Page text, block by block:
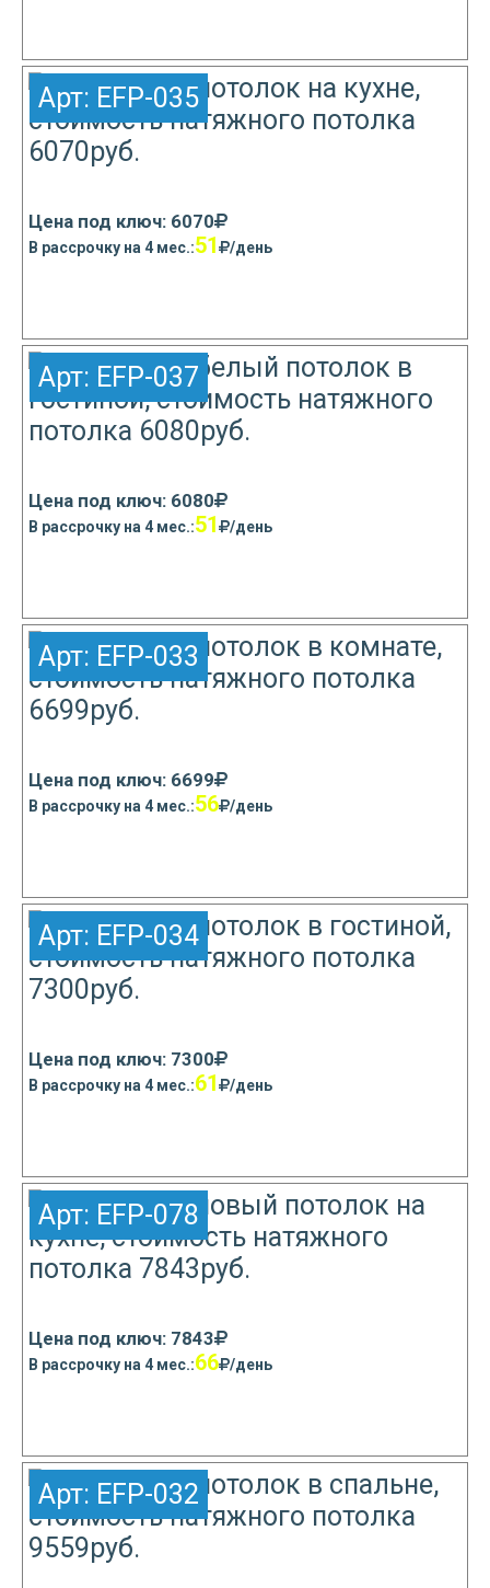
Арт: EFP-035
Цена под ключ: 6070
В рассрочку на 4 мес.:51 /день
Арт: EFP-037
Цена под ключ: 6080
В рассрочку на 4 мес.:51 /день
Арт: EFP-033
Цена под ключ: 6699
В рассрочку на 4 мес.:56 /день
Арт: EFP-034
Цена под ключ: 7300
В рассрочку на 4 мес.:61 /день
Арт: EFP-078
Цена под ключ: 7843
В рассрочку на 4 мес.:66 /день
Арт: EFP-032